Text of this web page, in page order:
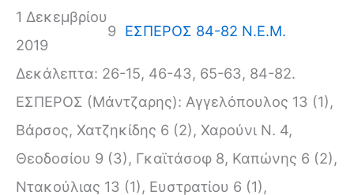
1 Δεκεμβρίου
2019
9 ΕΣΠΕΡΟΣ 84-82 Ν.Ε.Μ.
Δεκάλεπτα: 26-15, 46-43, 65-63, 84-82.
ΕΣΠΕΡΟΣ (Μάντζαρης): Αγγελόπουλος 13 (1),
Βάρσος, Χατζηκίδης 6 (2), Χαρούνι Ν. 4,
Θεοδοσίου 9 (3), Γκαϊτάσοφ 8, Καπώνης 6 (2),
Ντακούλιας 13 (1), Ευστρατίου 6 (1),